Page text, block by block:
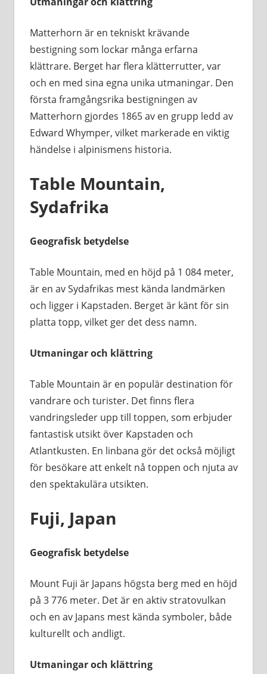
Matterhorn är en tekniskt krävande
bestigning som lockar många erfarna
klättrare. Berget har flera klätterrutter, var
och en med sina egna unika utmaningar. Den
första framgångsrika bestigningen av
Matterhorn gjordes 1865 av en grupp ledd av
Edward Whymper, vilket markerade en viktig
händelse i alpinismens historia.
Table Mountain,
Sydafrika
Geografisk betydelse
Table Mountain, med en höjd på 1 084 meter,
är en av Sydafrikas mest kända landmärken
och ligger i Kapstaden. Berget är känt för sin
platta topp, vilket ger det dess namn.
Utmaningar och klättring
Table Mountain är en populär destination för
vandrare och turister. Det finns flera
vandringsleder upp till toppen, som erbjuder
fantastisk utsikt över Kapstaden och
Atlantkusten. En linbana gör det också möjligt
för besökare att enkelt nå toppen och njuta av
den spektakulära utsikten.
Fuji, Japan
Geografisk betydelse
Mount Fuji är Japans högsta berg med en höjd
på 3 776 meter. Det är en aktiv stratovulkan
och en av Japans mest kända symboler, både
kulturellt och andligt.
Utmaningar och klättring